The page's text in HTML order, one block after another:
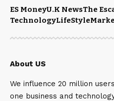
ES MoneyU.K NewsThe
TechnologyLifeStyle
About US
We influence 20 million
one business and